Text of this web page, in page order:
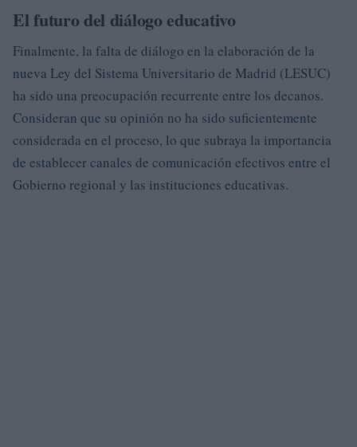
El futuro del diálogo educativo
Finalmente, la falta de diálogo en la elaboración de la
nueva Ley del Sistema Universitario de Madrid (LESUC)
ha sido una preocupación recurrente entre los decanos.
Consideran que su opinión no ha sido suficientemente
considerada en el proceso, lo que subraya la importancia
de establecer canales de comunicación efectivos entre el
Gobierno regional y las instituciones educativas.